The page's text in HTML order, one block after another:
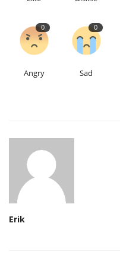
0
Angry
0
Sad
Erik